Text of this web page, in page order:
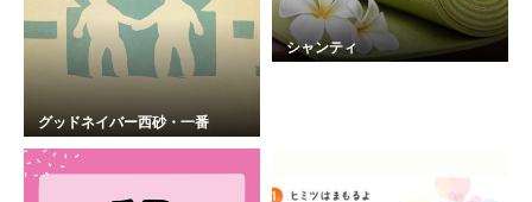
グッドネイバー西砂・一番
シャンティ